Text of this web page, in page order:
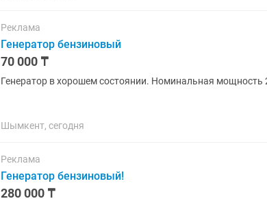
Реклама
Генератор бензиновый
70 000 ₸
Генератор в хорошем состоянии. Номинальная
Шымкент, сегодня
Реклама
Генератор бензиновый!
280 000 ₸